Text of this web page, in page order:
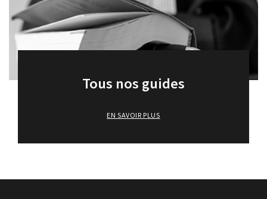
Tous nos guides
EN SAVOIR PLUS